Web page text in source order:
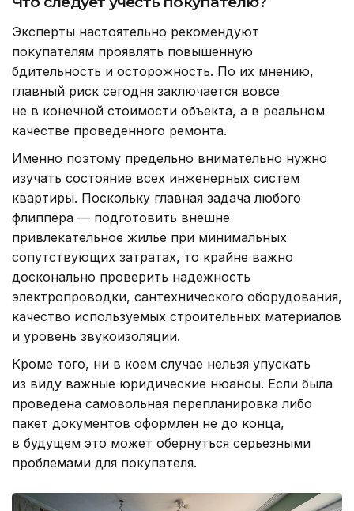
Эксперты настоятельно рекомендуют
покупателям проявлять повышенную
бдительность и осторожность. По их мнению,
главный риск сегодня заключается вовсе
не в конечной стоимости объекта, а в реальном
качестве проведенного ремонта.
Именно поэтому предельно внимательно нужно
изучать состояние всех инженерных систем
квартиры. Поскольку главная задача любого
флиппера — подготовить внешне
привлекательное жилье при минимальных
сопутствующих затратах, то крайне важно
досконально проверить надежность
электропроводки, сантехнического оборудования,
качество используемых строительных материалов
и уровень звукоизоляции.
Кроме того, ни в коем случае нельзя упускать
из виду важные юридические нюансы. Если была
проведена самовольная перепланировка либо
пакет документов оформлен не до конца,
в будущем это может обернуться серьезными
проблемами для покупателя.